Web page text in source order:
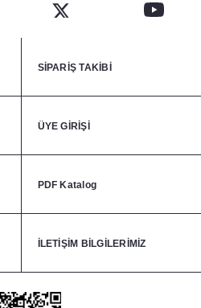
SİPARİŞ TAKİBİ
ÜYE GİRİŞİ
PDF Katalog
İLETİŞİM BİLGİLERİMİZ